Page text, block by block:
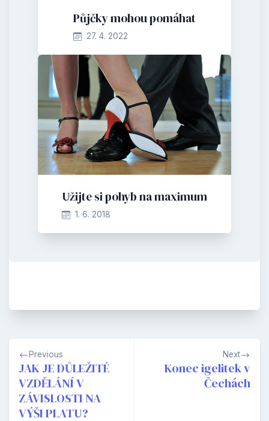
Půjčky mohou pomáhat
27. 4. 2022
Užijte si pohyb na maximum
1. 6. 2018
Navigace
pro
příspěvek
Previous
JAK JE DŮLEŽITÉ
VZDĚLÁNÍ V
ZÁVISLOSTI NA
VÝŠI PLATU?
Next
Konec igelitek v
Čechách